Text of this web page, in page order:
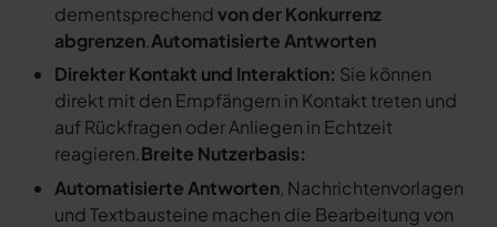
dementsprechendvon der Konkurrenz
abgrenzen.Automatisierte Antworten
Direkter Kontakt und Interaktion: Sie können
direkt mit den Empfängern in Kontakt treten und
auf Rückfragen oder Anliegen in Echtzeit
reagieren.Breite Nutzerbasis:
Automatisierte Antworten, Nachrichtenvorlagen
und Textbausteine machen die Bearbeitung von